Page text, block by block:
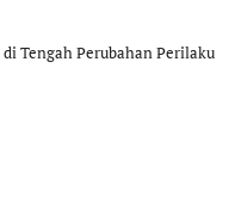
Tengah Perubahan Perilaku